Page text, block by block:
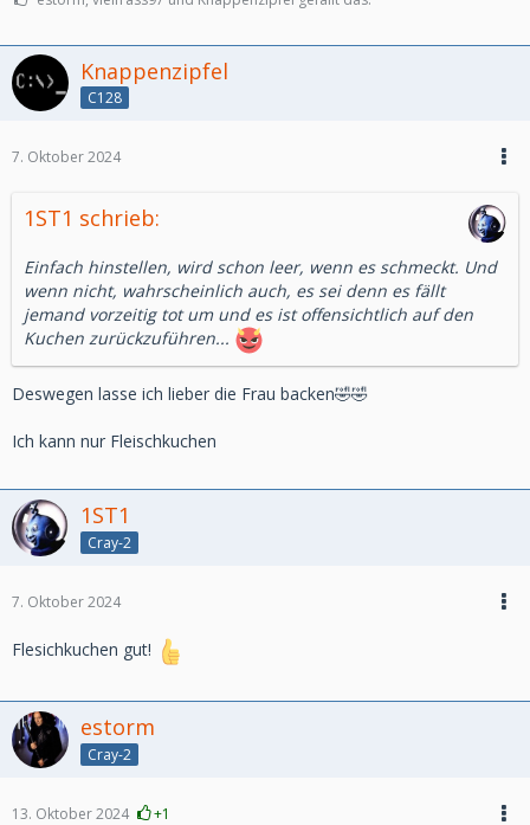
Knappenzipfel
C128
7. Oktober 2024
1ST1 schrieb:
Einfach hinstellen, wird schon leer, wenn es schmeckt. Und
wenn nicht, wahrscheinlich auch, es sei denn es fällt
jemand vorzeitig tot um und es ist offensichtlich auf den
Kuchen zurückzuführen...
Deswegen lasse ich lieber die Frau backen🤣🤣
Ich kann nur Fleischkuchen
1ST1
Cray-2
7. Oktober 2024
Flesichkuchen gut!
estorm
Cray-2
13. Oktober 2024 +1